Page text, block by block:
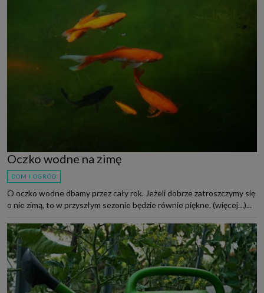
Oczko wodne na zimę
DOM I OGRÓD
O oczko wodne dbamy przez cały rok. Jeżeli dobrze zatroszczymy się
o nie zimą, to w przyszłym sezonie będzie równie piękne. (więcej…)...